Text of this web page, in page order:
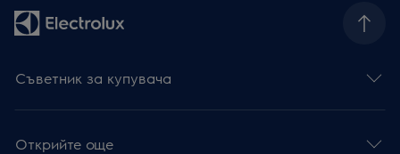
Съветник за купувача
Открийте още